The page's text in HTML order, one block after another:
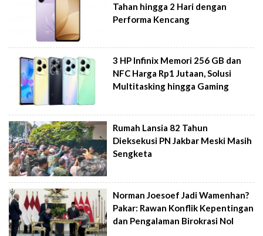
Tahan hingga 2 Hari dengan
Performa Kencang
3 HP Infinix Memori 256 GB dan
NFC Harga Rp1 Jutaan, Solusi
Multitasking hingga Gaming
Rumah Lansia 82 Tahun
Dieksekusi PN Jakbar Meski Masih
Sengketa
Norman Joesoef Jadi Wamenhan?
Pakar: Rawan Konflik Kepentingan
dan Pengalaman Birokrasi Nol